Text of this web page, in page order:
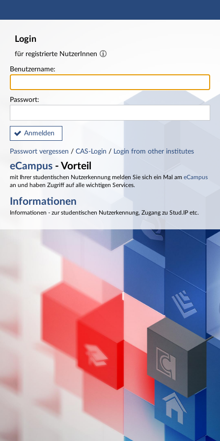
Hauptnavigation
Login
für registrierte NutzerInnen
Benutzername:
Passwort:
Anmelden
Passwort vergessen / CAS-Login / Login from other institutes
eCampus - Vorteil
mit Ihrer studentischen Nutzerkennung melden Sie sich ein Mal am eCampus
an und haben Zugriff auf alle wichtigen Services.
Informationen
Informationen - zur studentischen Nutzerkennung, Zugang zu Stud.IP etc.